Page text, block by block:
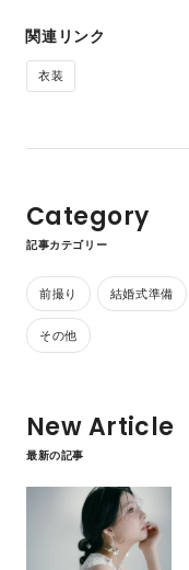
関連リンク
衣装
Category
記事カテゴリー
前撮り 結婚式準備
その他
New Article
最新の記事